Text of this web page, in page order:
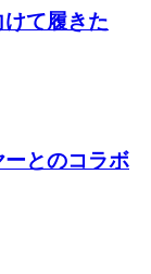
けて履きた
とのコラボ